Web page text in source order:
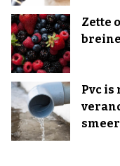
Zette
Pvc